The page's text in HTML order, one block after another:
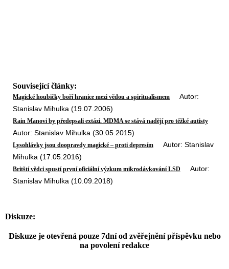
Související články:
Magické houbičky boří hranice mezi vědou a spiritualismem Autor:
Stanislav Mihulka (19.07.2006)
Rain Manovi by předepsali extázi. MDMA se stává nadějí pro těžké autisty
Autor: Stanislav Mihulka (30.05.2015)
Lysohlávky jsou doopravdy magické – proti depresím Autor: Stanislav
Mihulka (17.05.2016)
Britští vědci spustí první oficiální výzkum mikrodávkování LSD
Autor:
Stanislav Mihulka (10.09.2018)
Diskuze:
Diskuze je otevřená pouze 7dní od zvěřejnění příspěvku nebo
na povolení redakce